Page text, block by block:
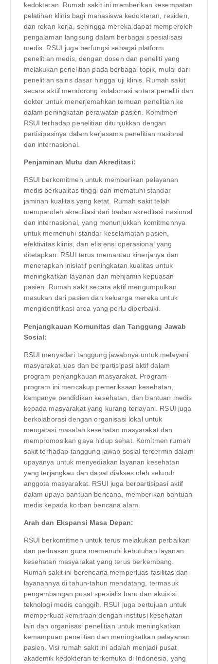
kedokteran. Rumah sakit ini memberikan kesempatan
pelatihan klinis bagi mahasiswa kedokteran, residen,
dan rekan kerja, sehingga mereka dapat memperoleh
pengalaman langsung dalam berbagai spesialisasi
medis. RSUI juga berfungsi sebagai platform
penelitian medis, dengan dosen dan peneliti yang
melakukan penelitian pada berbagai topik, mulai dari
penelitian sains dasar hingga uji klinis. Rumah sakit
secara aktif mendorong kolaborasi antara peneliti dan
dokter untuk menerjemahkan temuan penelitian ke
dalam peningkatan perawatan pasien. Komitmen
RSUI terhadap penelitian ditunjukkan dengan
partisipasinya dalam kerjasama penelitian nasional
dan internasional.
Penjaminan Mutu dan Akreditasi:
RSUI berkomitmen untuk memberikan pelayanan
medis berkualitas tinggi dan mematuhi standar
jaminan kualitas yang ketat. Rumah sakit telah
memperoleh akreditasi dari badan akreditasi nasional
dan internasional, yang menunjukkan komitmennya
untuk memenuhi standar keselamatan pasien,
efektivitas klinis, dan efisiensi operasional yang
ditetapkan. RSUI terus memantau kinerjanya dan
menerapkan inisiatif peningkatan kualitas untuk
meningkatkan layanan dan menjamin kepuasan
pasien. Rumah sakit secara aktif mengumpulkan
masukan dari pasien dan keluarga mereka untuk
mengidentifikasi area yang perlu diperbaiki.
Penjangkauan Komunitas dan Tanggung Jawab
Sosial:
RSUI menyadari tanggung jawabnya untuk melayani
masyarakat luas dan berpartisipasi aktif dalam
program penjangkauan masyarakat. Program-
program ini mencakup pemeriksaan kesehatan,
kampanye pendidikan kesehatan, dan bantuan medis
kepada masyarakat yang kurang terlayani. RSUI juga
berkolaborasi dengan organisasi lokal untuk
mengatasi masalah kesehatan masyarakat dan
mempromosikan gaya hidup sehat. Komitmen rumah
sakit terhadap tanggung jawab sosial tercermin dalam
upayanya untuk menyediakan layanan kesehatan
yang terjangkau dan dapat diakses oleh seluruh
anggota masyarakat. RSUI juga berpartisipasi aktif
dalam upaya bantuan bencana, memberikan bantuan
medis kepada korban bencana alam.
Arah dan Ekspansi Masa Depan:
RSUI berkomitmen untuk terus melakukan perbaikan
dan perluasan guna memenuhi kebutuhan layanan
kesehatan masyarakat yang terus berkembang.
Rumah sakit ini berencana memperluas fasilitas dan
layanannya di tahun-tahun mendatang, termasuk
pengembangan pusat spesialis baru dan akuisisi
teknologi medis canggih. RSUI juga bertujuan untuk
memperkuat kemitraan dengan institusi kesehatan
lain dan organisasi penelitian untuk meningkatkan
kemampuan penelitian dan meningkatkan pelayanan
pasien. Visi rumah sakit ini adalah menjadi pusat
akademik kedokteran terkemuka di Indonesia, yang